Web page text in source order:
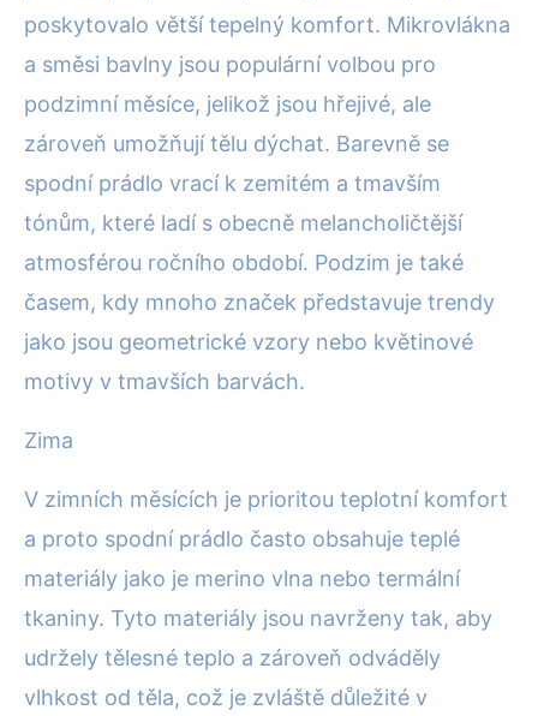
poskytovalo větší tepelný komfort. Mikrovlákna
a směsi bavlny jsou populární volbou pro
podzimní měsíce, jelikož jsou hřejivé, ale
zároveň umožňují tělu dýchat. Barevně se
spodní prádlo vrací k zemitém a tmavším
tónům, které ladí s obecně melancholičtější
atmosférou ročního období. Podzim je také
časem, kdy mnoho značek představuje trendy
jako jsou geometrické vzory nebo květinové
motivy v tmavších barvách.
Zima
V zimních měsících je prioritou teplotní komfort
a proto spodní prádlo často obsahuje teplé
materiály jako je merino vlna nebo termální
tkaniny. Tyto materiály jsou navrženy tak, aby
udržely tělesné teplo a zároveň odváděly
vlhkost od těla, což je zvláště důležité v